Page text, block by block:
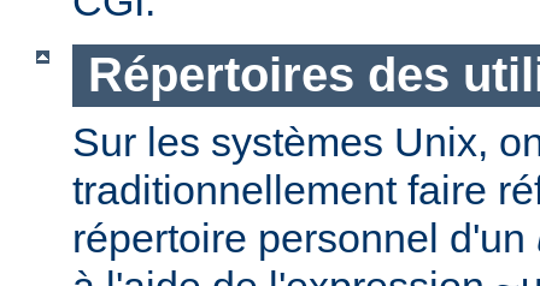
Répertoires des
Sur les systèmes Unix,
traditionnellement faire
répertoire personnel d'un